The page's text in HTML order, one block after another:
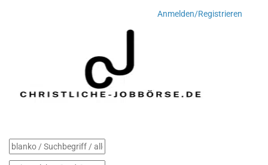
Anmelden/Registrieren